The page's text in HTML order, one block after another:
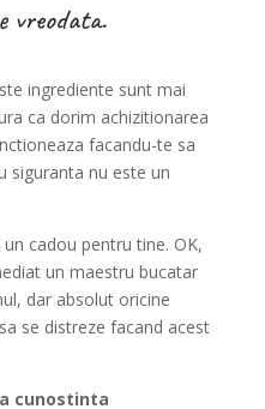
vreodata.
ingrediente sunt mai
ca dorim achizitionarea
facandu-te sa
siguranta nu este un
cadou pentru tine. OK,
un maestru bucatar
dar absolut oricine
se distreze facand acest
cunostinta